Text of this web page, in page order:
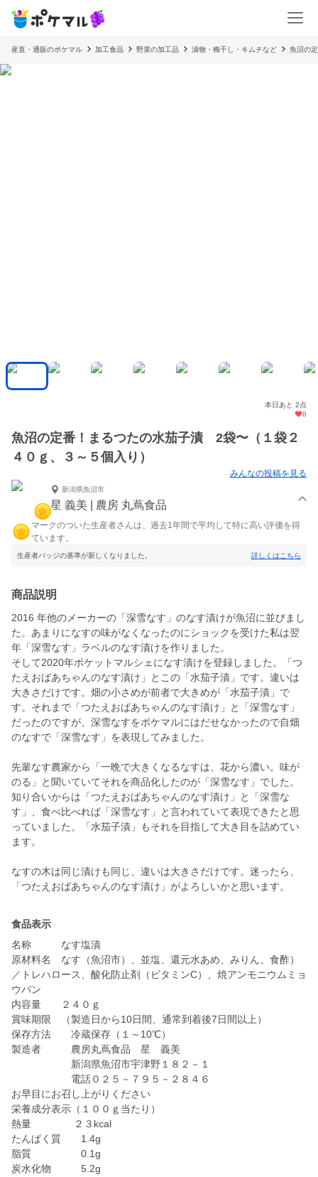
産直・通販のポケマル 加工食品 野菜の加工品 漬物・梅干し・キムチなど 魚沼の
本日あと 2点
8
魚沼の定番！まるつたの水茄子漬 2袋〜（１袋２
４０ｇ、３～５個入り）
みんなの投稿を見る
新潟県魚沼市
星 義美 | 農房 丸蔦食品
マークのついた生産者さんは、過去1年間で平均して特に高い評価を得
ています。
生産者バッジの基準が新しくなりました。 詳しくはこちら
商品説明
2016 年他のメーカーの「深雪なす」のなす漬けが魚沼に並びまし
た。あまりになすの味がなくなったのにショックを受けた私は翌
年「深雪なす」ラベルのなす漬けを作りました。
そして2020年ポケットマルシェになす漬けを登録しました。「つ
たえおばあちゃんのなす漬け」とこの「水茄子漬」です。違いは
大きさだけです。畑の小さめが前者で大きめが「水茄子漬」で
す。それまで「つたえおばあちゃんのなす漬け」と「深雪なす」
だったのですが、深雪なすをポケマルにはだせなかったので自畑
のなすで「深雪なす」を表現してみました。
先輩なす農家から「一晩で大きくなるなすは、花から濃い。味が
のる」と聞いていてそれを商品化したのが「深雪なす」でした。
知り合いからは「つたえおばあちゃんのなす漬け」と「深雪な
す」、食べ比べれば「深雪なす」と言われていて表現できたと思
っていました。「水茄子漬」もそれを目指して大き目を詰めてい
ます。
なすの木は同じ漬けも同じ、違いは大きさだけです。迷ったら、
「つたえおばあちゃんのなす漬け」がよろしいかと思います。
食品表示
名称 なす塩漬
原材料名 なす（魚沼市）、並塩、還元水あめ、みりん、食酢）
／トレハロース、酸化防止剤（ビタミンC）、焼アンモニウムミョ
ウバン
内容量 ２４０ｇ
賞味期限 （製造日から10日間、通常到着後7日間以上）
保存方法 冷蔵保存（１～10℃）
製造者 農房丸蔦食品 星 義美
新潟県魚沼市宇津野１８２－１
電話０２５－７９５－２８４６
お早目にお召し上がりください
栄養成分表示（１００ｇ当たり）
熱量 ２３kcal
たんぱく質 1.4g
脂質 0.1g
炭水化物 5.2g